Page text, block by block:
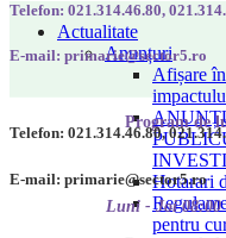
Actualitate
Anunțuri
Afișare
Hotarari
pentru
Telefon: 021.314.46.80,
E-mail: primarie@sector5.ro
Program de
Luni - Joi 08:00
Telefon: 021.314.46.80,
E-mail: primarie@sector5.ro